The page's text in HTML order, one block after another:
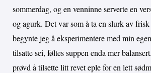
sommerdag, og en venninne serverte en
og agurk. Det var som å ta en slurk av
begynte jeg å eksperimentere med min
tilsatte sei, føltes suppen enda mer
prøvd å tilsette litt revet eple for en lett